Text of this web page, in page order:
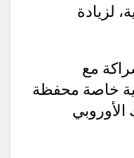
لزيادة
مع
خاصة محفظة
الأوروبي